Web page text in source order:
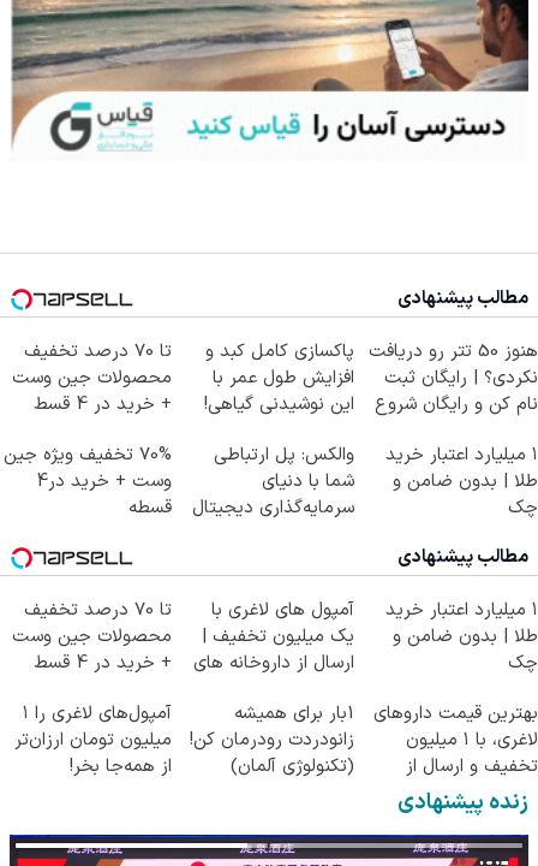
مطالب پیشنهادی
هنوز 50 تتر رو دریافت
نکردی؟ | رایگان ثبت
نام کن و رایگان شروع
پاکسازی کامل کبد و
افزایش طول عمر با
این نوشیدنی گیاهی!
تا 70 درصد تخفیف
محصولات جین وست
+ خرید در 4 قسط
۱ میلیارد اعتبار خرید
طلا | بدون ضامن و
چک
والکس: پل ارتباطی
شما با دنیای
سرمایه‌گذاری دیجیتال
70% تخفیف ویژه جین
وست + خرید در4
قسطه
مطالب پیشنهادی
۱ میلیارد اعتبار خرید
طلا | بدون ضامن و
چک
آمپول های لاغری با
یک میلیون تخفیف |
ارسال از داروخانه های
تا 70 درصد تخفیف
محصولات جین وست
+ خرید در 4 قسط
بهترین قیمت داروهای
لاغری، با ۱ میلیون
تخفیف و ارسال از
داروخانه‌
1بار برای همیشه
زانودردت رودرمان کن!
(تکنولوژی آلمان)
آمپول‌های لاغری را ۱
میلیون تومان ارزان‌تر
از همه‌جا بخر!
زنده پیشنهادی